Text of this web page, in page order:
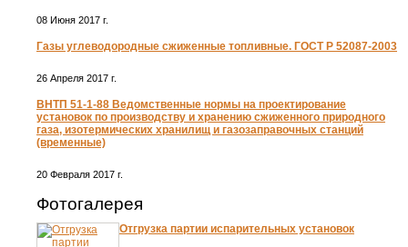
08 Июня 2017 г.
Газы углеводородные сжиженные топливные. ГОСТ Р 52087-2003
26 Апреля 2017 г.
ВНТП 51-1-88 Ведомственные нормы на проектирование
установок по производству и хранению сжиженного природного
газа, изотермических хранилищ и газозаправочных станций
(временные)
20 Февраля 2017 г.
Фотогалерея
Отгрузка партии испарительных установок